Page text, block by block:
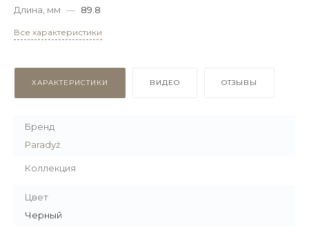
Длина, мм — 89.8
Все характеристики
ХАРАКТЕРИСТИКИ ВИДЕО ОТЗЫВЫ
Бренд
Paradyż
Коллекция
Цвет
Черный